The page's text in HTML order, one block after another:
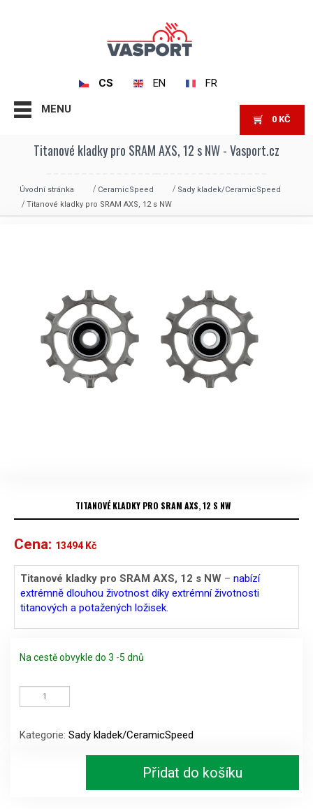
CS EN FR
MENU
0 KČ
Titanové kladky pro SRAM AXS, 12 s NW - Vasport.cz
Úvodní stránka CeramicSpeed
Sady kladek/CeramicSpeed
Titanové kladky pro SRAM AXS, 12 s NW
TITANOVÉ KLADKY PRO SRAM AXS, 12 S NW
Cena: 13494 Kč
Titanové kladky pro SRAM AXS, 12 s NW – nabízí
extrémně dlouhou životnost díky extrémní životnosti
titanových a potažených ložisek.
Na cestě obvykle do 3 -5 dnů
kladky
pro
AXS,
Kategorie: Sady kladek/CeramicSpeed
Přidat do košíku